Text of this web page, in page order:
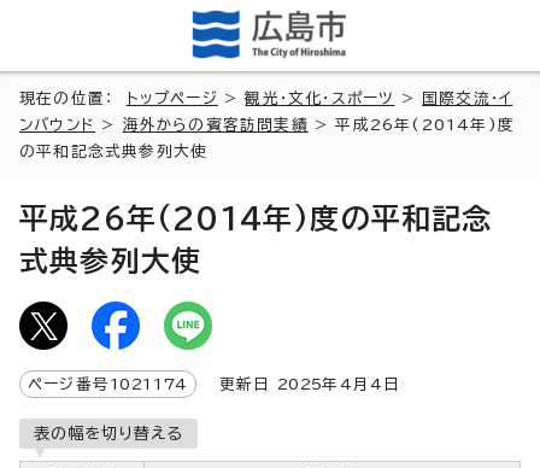
現在の位置： トップページ >観光・文化・スポーツ >
国際交流・イ
ンバウンド
> 海外からの賓客訪問実績 > 平成26年(2014年)度
の平和記念式典参列大使
平成26年(2014年)度の平和記念
式典参列大使
ページ番号 1021174 更新日 2025年4月4日
表の幅を切り替える